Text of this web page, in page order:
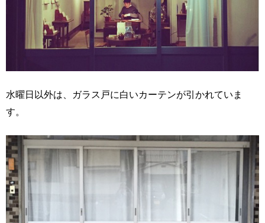
水曜日以外は、ガラス戸に白いカーテンが引かれていま
す。